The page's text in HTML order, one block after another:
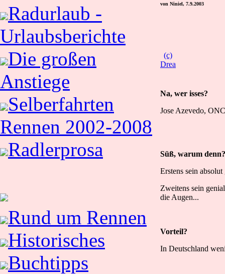
Radurlaub -
Urlaubsberichte
Die großen
Anstiege
Selberfahrten
Rennen 2002-2008
Radlerprosa
Rund um Rennen
Historisches
Buchtipps
von Niniel, 7.9.2003
(c)
Drea
Na, wer isses?
Jose Azevedo,
Süß, warum denn?
Erstens sein
Zweitens sein
die Augen...
Vorteil?
In Deutschland